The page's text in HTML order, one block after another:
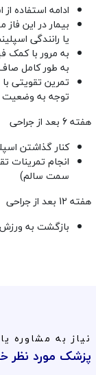
ادامه استفاده از
بیمار در این
یا رانندگی
به طور کامل
توجه به وضعیت
هفته 6 بعد از جراحی
کنار گذاشتن
سمت سالم)
هفته 12 بعد از جراحی
بازگشت به ورزش
نیاز به مشاوره
پزشک مورد نظر